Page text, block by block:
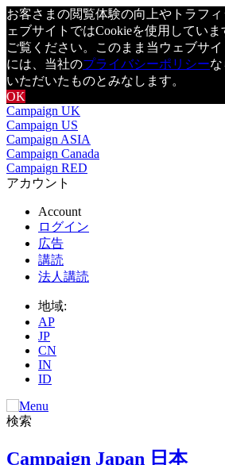
お客さまの閲覧体験の向上やトラフ
ェブサイトではCookieを使用してい
ご覧ください。このまま当ウェブサ
には、当社のプライバシーポリシー
いただいたものとみなします。
OK
Campaign UK
Campaign US
Campaign ASIA
Campaign Canada
Campaign RED
アカウント
Account
ログイン
広告
講読
法人講読
地域:
AP
JP
CN
IN
ID
検索
Campaign Japan 日本